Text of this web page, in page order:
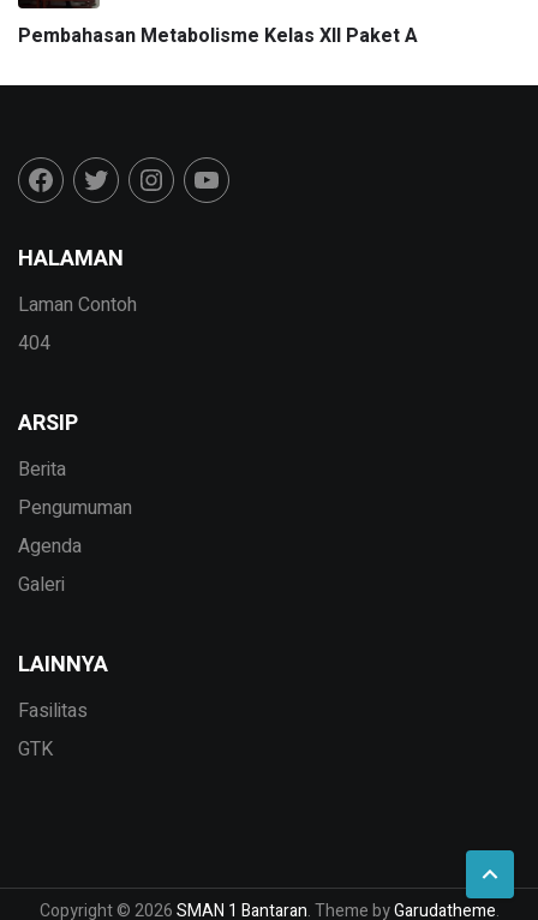
Pembahasan Metabolisme Kelas XII Paket A
HALAMAN
Laman Contoh
404
ARSIP
Berita
Pengumuman
Agenda
Galeri
LAINNYA
Fasilitas
GTK
Copyright © 2026SMAN 1 Bantaran. Theme byGarudatheme.